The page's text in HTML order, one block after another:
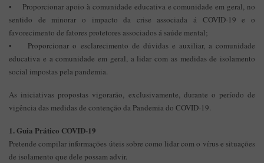
• Proporcionar apoio à comunidade educativa e comunidade em geral, no
sentido de minorar o impacto da crise associada á COVID-19 e o
favorecimento de fatores protetores associados á saúde mental;
• Proporcionar o esclarecimento de dúvidas e auxiliar, a comunidade
educativa e a comunidade em geral, a lidar com as medidas de isolamento
social impostas pela pandemia.
As iniciativas propostas vigorarão, exclusivamente, durante o período de
vigência das medidas de contenção da Pandemia do COVID-19.
1. Guia Prático COVID-19
Pretende compilar informações úteis sobre como lidar com o vírus e situações
de isolamento que dele possam advir.